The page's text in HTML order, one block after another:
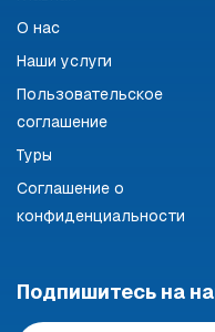
О нас
Наши услуги
Пользовательское
соглашение
Туры
Соглашение о
конфиденциальности
Подпишитесь на